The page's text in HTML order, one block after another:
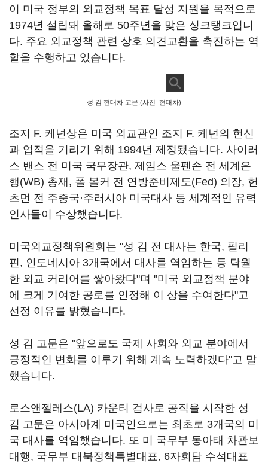
이 미국 정부의 외교정책 목표 달성 지원을 목적으로
1974년 설립돼 올해로 50주년을 맞은 싱크탱크입니
다. 주요 외교정책 관련 상호 의견교환을 촉진하는 역
할을 수행하고 있습니다.
성 김 현대차 고문.(사진=현대차)
조지 F. 케넌상은 미국 외교관인 조지 F. 케넌의 헌신
과 업적을 기리기 위해 1994년 제정됐습니다. 사이러
스 밴스 전 미국 국무장관, 제임스 울펜손 전 세계은
행(WB) 총재, 폴 볼커 전 연방준비제도(Fed) 의장, 헌
츠먼 전 주중국·주러시아 미국대사 등 세계적인 유력
인사들이 수상했습니다.
미국외교정책위원회는 "성 김 전 대사는 한국, 필리
핀, 인도네시아 3개국에서 대사를 역임하는 등 탁월
한 외교 커리어를 쌓아왔다"며 "미국 외교정책 분야
에 크게 기여한 공로를 인정해 이 상을 수여한다"고
선정 이유를 밝혔습니다.
성 김 고문은 "앞으로도 국제 사회와 외교 분야에서
긍정적인 변화를 이루기 위해 계속 노력하겠다"고 말
했습니다.
로스앤젤레스(LA) 카운티 검사로 공직을 시작한 성
김 고문은 아시아계 미국인으로는 최초로 3개국의 미
국 대사를 역임했습니다. 또 미 국무부 동아태 차관보
대행, 국무부 대북정책특별대표, 6자회담 수석대표